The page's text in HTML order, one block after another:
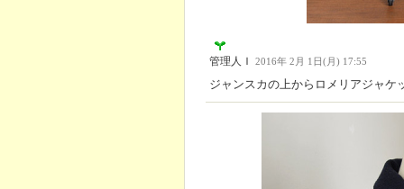
管理人Ｉ 2016年 2月 1日(月) 17:55
ジャンスカの上からロメリアジャケ